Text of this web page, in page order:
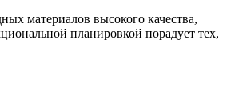
материалов высокого качества,
планировкой порадует тех,